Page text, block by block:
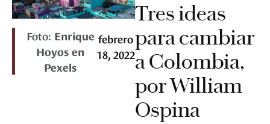
Foto: Enrique
Hoyos en
Pexels
febrero
18, 2022
Tres ideas
para cambiar
a Colombia,
por William
Ospina